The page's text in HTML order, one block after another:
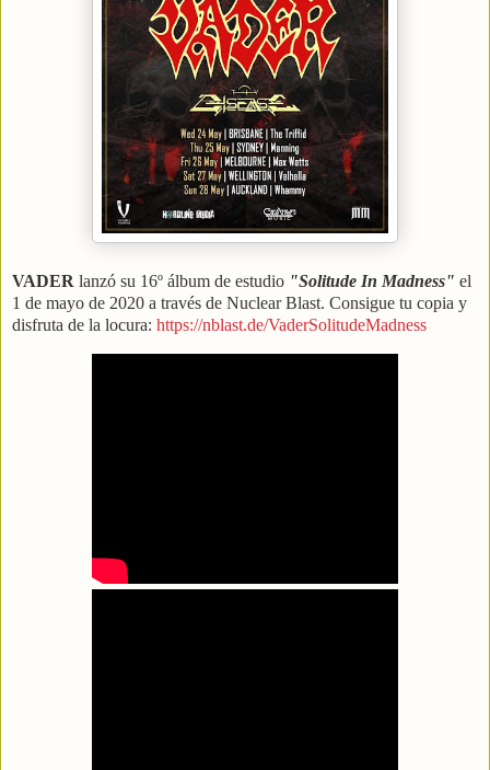
VADER lanzó su 16º álbum de estudio "Solitude In Madness" el
1 de mayo de 2020 a través de Nuclear Blast. Consigue tu copia y
disfruta de la locura: https://nblast.de/VaderSolitudeMadness